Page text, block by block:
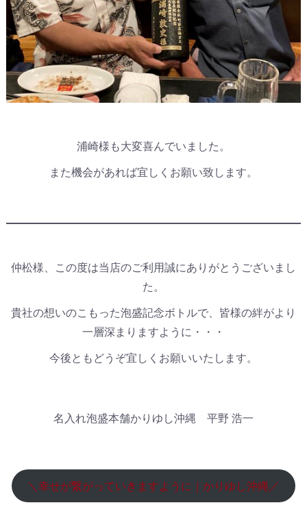
浦崎様も大変喜んでいました。
また機会があれば宜しくお願い致します。
仲松様、この度は当店のご利用誠にありがとうございまし
た。
貴社の想いのこもった泡盛記念ボトルで、皆様の絆がより
一層深まりますように・・・
今後ともどうぞ宜しくお願いいたします。
名入れ泡盛本舗かりゆし沖縄 平野 浩一
＼幸せが繋がっていきますように｜かりゆし沖縄／